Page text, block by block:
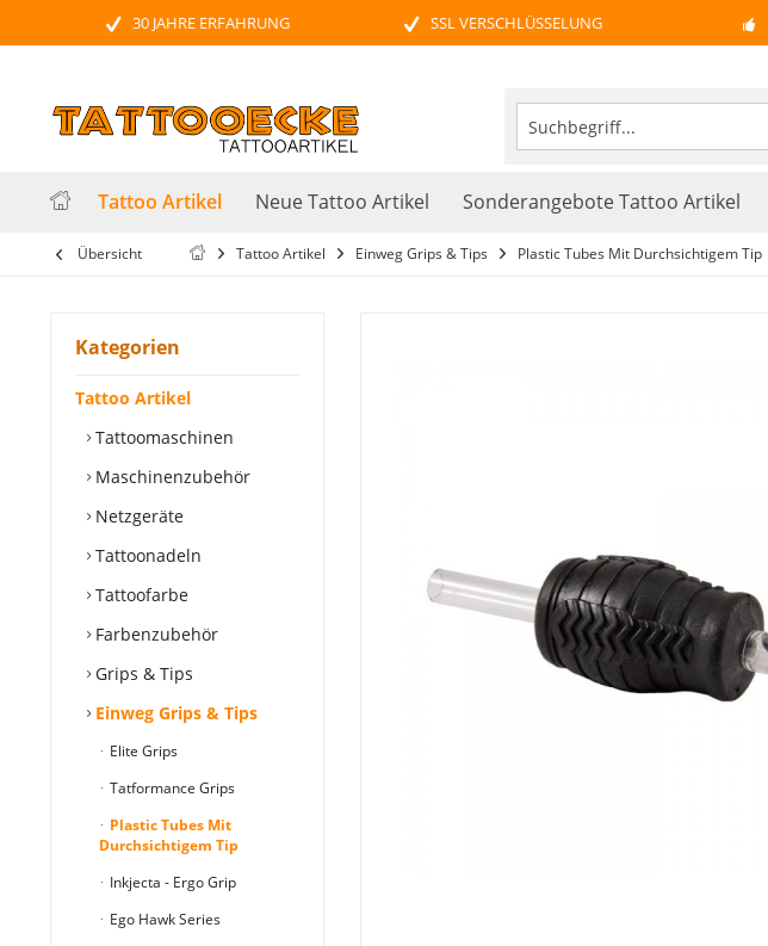
30 JAHRE ERFAHRUNG SSL VERSCHLÜSSELUNG
Tattoo Artikel Neue Tattoo Artikel Sonderangebote Tattoo Artikel
Übersicht Tattoo Artikel Einweg Grips & Tips Plastic Tubes Mit Durchsichtigem Tip
Kategorien
Tattoo Artikel
Tattoomaschinen
Maschinenzubehör
Netzgeräte
Tattoonadeln
Tattoofarbe
Farbenzubehör
Grips & Tips
Einweg Grips & Tips
Elite Grips
Tatformance Grips
Plastic Tubes Mit
Durchsichtigem Tip
Inkjecta - Ergo Grip
Ego Hawk Series